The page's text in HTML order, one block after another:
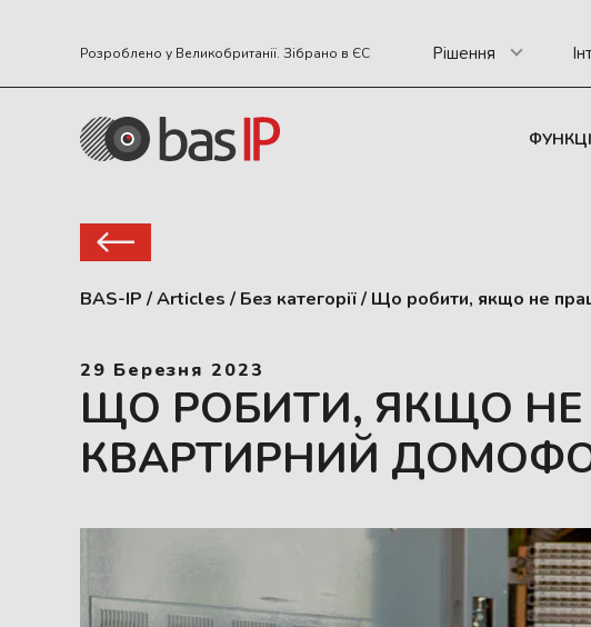
Розроблено у Великобританії. Зібрано в ЄС Рішення
BAS-IP /Articles / Без категорії/ Що робити, якщо не
29 Березня 2023
ЩО РОБИТИ, ЯКЩО
КВАРТИРНИЙ